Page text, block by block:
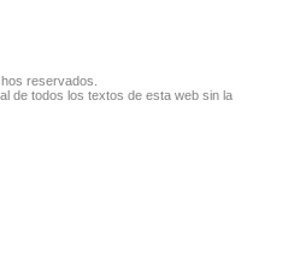
reservados.
de todos los textos de esta web sin la